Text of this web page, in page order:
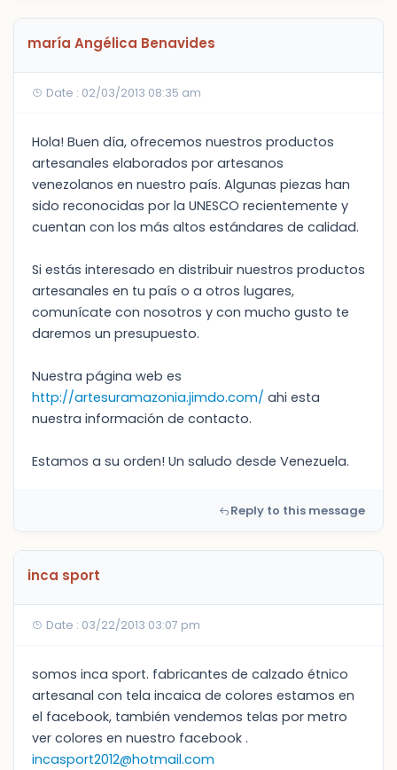
maría Angélica Benavides
Date : 02/03/2013 08:35 am
Hola! Buen día, ofrecemos nuestros productos
artesanales elaborados por artesanos
venezolanos en nuestro país. Algunas piezas han
sido reconocidas por la UNESCO recientemente y
cuentan con los más altos estándares de calidad.
Si estás interesado en distribuir nuestros productos
artesanales en tu país o a otros lugares,
comunícate con nosotros y con mucho gusto te
daremos un presupuesto.
Nuestra página web es
http://artesuramazonia.jimdo.com/ ahi esta
nuestra información de contacto.
Estamos a su orden! Un saludo desde Venezuela.
Reply to this message
inca sport
Date : 03/22/2013 03:07 pm
somos inca sport. fabricantes de calzado étnico
artesanal con tela incaica de colores estamos en
el facebook, también vendemos telas por metro
ver colores en nuestro facebook .
incasport2012@hotmail.com